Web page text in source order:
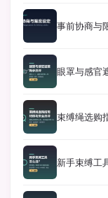
事前协商与
眼罩与感官
束缚绳选购
新手束缚工